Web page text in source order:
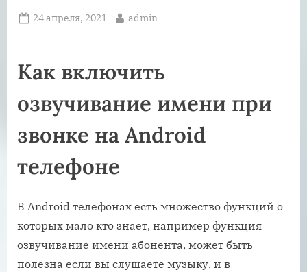
Posted
24 апреля, 2021 By
admin
Как включить
озвучивание имени при
звонке на Android
телефоне
В Android телефонах есть множество функций о
которых мало кто знает, например функция
озвучивание имени абонента, может быть
полезна если вы слушаете музыку, и в